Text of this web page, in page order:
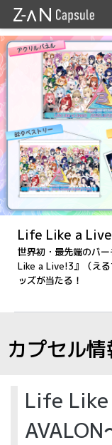
Life Like a
世界初・最先端のバ
Like a Live!3』（え
ッズが当たる！
カプセル情
Life Like
AVALON